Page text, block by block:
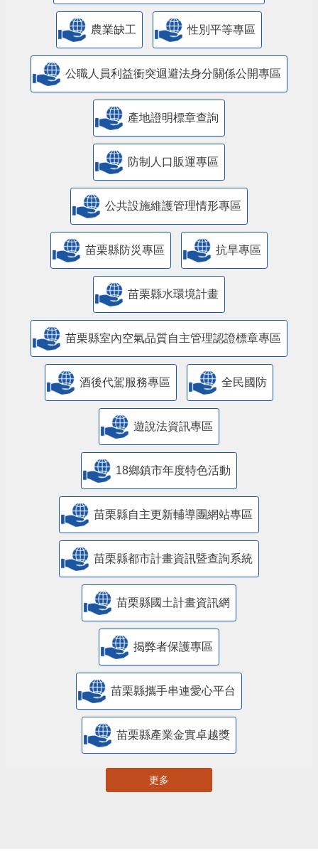
農業缺工 性別平等專區
公職人員利益衝突迴避法身分關係公開專區
產地證明標章查詢
防制人口販運專區
​公共設施維護管理情形專區
苗栗縣防災專區 抗旱專區
苗栗縣水環境計畫
苗栗縣室內空氣品質自主管理認證標章專區
酒後代駕服務專區 全民國防
遊說法資訊專區
18鄉鎮市年度特色活動
苗栗縣自主更新輔導團網站專區
苗栗縣都市計畫資訊暨查詢系統
苗栗縣國土計畫資訊網
揭弊者保護專區
苗栗縣攜手串連愛心平台
苗栗縣產業金實卓越獎
更多